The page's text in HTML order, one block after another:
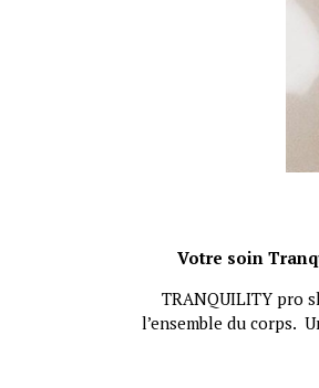
Votre soin
TRANQUILITY pro
l’ensemble du corps.